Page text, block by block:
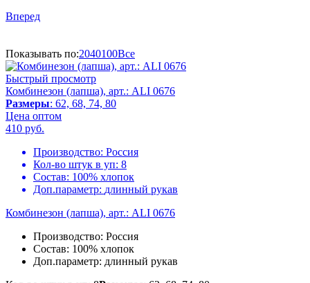
Вперед
Показывать по:2040100Все
Быстрый просмотр
Комбинезон (лапша), арт.: ALI 0676
Размеры: 62, 68, 74, 80
Цена оптом
410 руб.
Производство: Россия
Кол-во штук в уп: 8
Состав: 100% хлопок
Доп.параметр: длинный рукав
Комбинезон (лапша), арт.: ALI 0676
Производство: Россия
Состав: 100% хлопок
Доп.параметр: длинный рукав